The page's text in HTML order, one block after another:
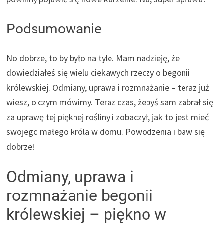
Podsumowanie
No dobrze, to by było na tyle. Mam nadzieję, że
dowiedziałeś się wielu ciekawych rzeczy o begonii
królewskiej. Odmiany, uprawa i rozmnażanie – teraz już
wiesz, o czym mówimy. Teraz czas, żebyś sam zabrał się
za uprawę tej pięknej rośliny i zobaczył, jak to jest mieć
swojego małego króla w domu. Powodzenia i baw się
dobrze!
Odmiany, uprawa i
rozmnażanie begonii
królewskiej – piękno w